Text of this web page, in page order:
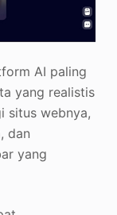
AI paling
yang realistis
situs webnya,
dan
yang